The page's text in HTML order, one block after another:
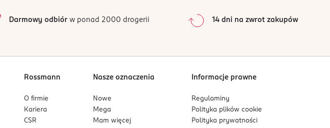
Darmowy odbiórw ponad 2000 drogerii 14 dni na zwrot zakupów
Rossmann
O firmie
Kariera
CSR
Nasze oznaczenia
Nowe
Mega
Mam więcej
Informacje prawne
Regulaminy
Polityka plikówcookie
Polityka prywatności